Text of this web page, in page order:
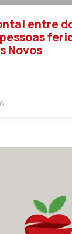
entre
Novos